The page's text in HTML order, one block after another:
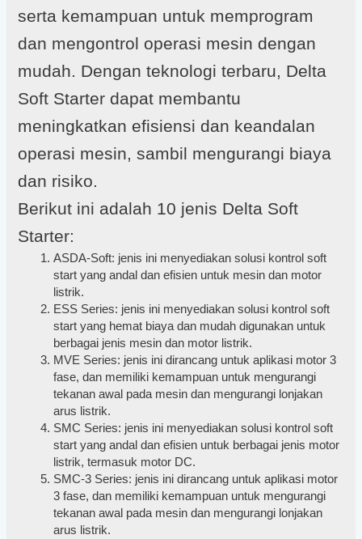
serta kemampuan untuk memprogram
dan mengontrol operasi mesin dengan
mudah. Dengan teknologi terbaru, Delta
Soft Starter dapat membantu
meningkatkan efisiensi dan keandalan
operasi mesin, sambil mengurangi biaya
dan risiko.
Berikut ini adalah 10 jenis Delta Soft
Starter:
ASDA-Soft: jenis ini menyediakan solusi kontrol soft
start yang andal dan efisien untuk mesin dan motor
listrik.
ESS Series: jenis ini menyediakan solusi kontrol soft
start yang hemat biaya dan mudah digunakan untuk
berbagai jenis mesin dan motor listrik.
MVE Series: jenis ini dirancang untuk aplikasi motor 3
fase, dan memiliki kemampuan untuk mengurangi
tekanan awal pada mesin dan mengurangi lonjakan
arus listrik.
SMC Series: jenis ini menyediakan solusi kontrol soft
start yang andal dan efisien untuk berbagai jenis motor
listrik, termasuk motor DC.
SMC-3 Series: jenis ini dirancang untuk aplikasi motor
3 fase, dan memiliki kemampuan untuk mengurangi
tekanan awal pada mesin dan mengurangi lonjakan
arus listrik.